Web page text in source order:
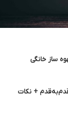
ساز خانگی
+ نکات